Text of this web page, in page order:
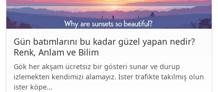
Gün batımlarını bu kadar güzel yapan nedir?
Renk, Anlam ve Bilim
Gök her akşam ücretsiz bir gösteri sunar ve durup
izlemekten kendimizi alamayız. İster trafikte takılmış olun
ister köpe...